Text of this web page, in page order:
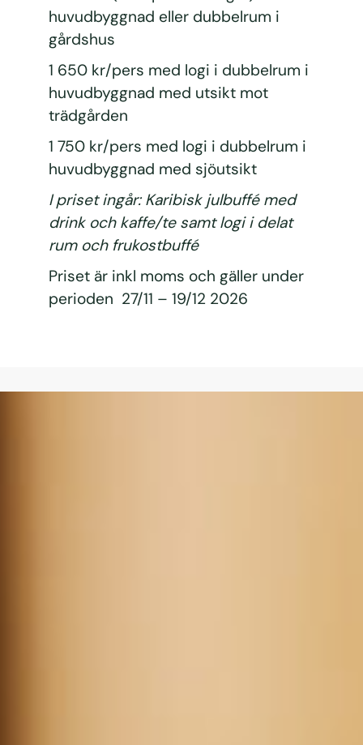
huvudbyggnad eller dubbelrum i
gårdshus
1 650 kr/pers med logi i dubbelrum i
huvudbyggnad med utsikt mot
trädgården
1 750 kr/pers med logi i dubbelrum i
huvudbyggnad med sjöutsikt
I priset ingår: Karibisk julbuffé med
drink och kaffe/te samt logi i delat
rum och frukostbuffé
Priset är inkl moms och gäller under
perioden 27/11 – 19/12 2026